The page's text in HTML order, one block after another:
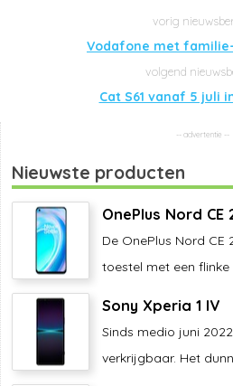
Vodafone met
Cat S61 vanaf 5 juli
Nieuwste producten
OnePlus Nord CE
De OnePlus Nord CE
toestel met een flinke
Sony Xperia 1 IV
Sinds medio juni
verkrijgbaar. Het